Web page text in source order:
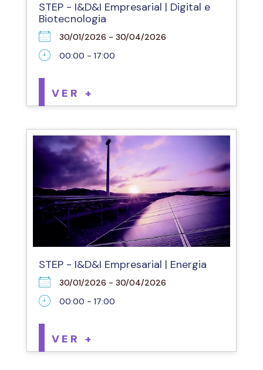
STEP - I&D&I Empresarial | Digital e
Biotecnologia
30/01/2026 - 30/04/2026
00:00 - 17:00
VER +
STEP - I&D&I Empresarial | Energia
30/01/2026 - 30/04/2026
00:00 - 17:00
VER +